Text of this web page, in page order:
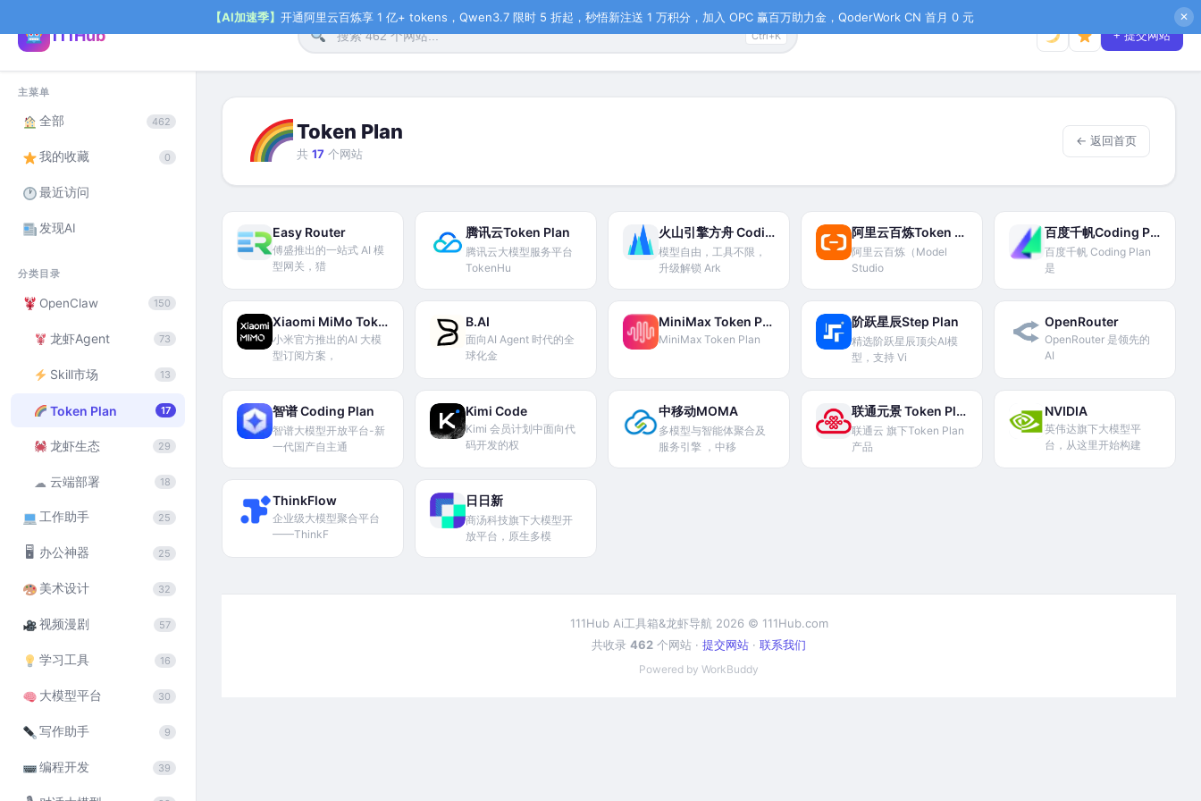
【AI加速季】 开通阿里云百炼享 1 亿+ tokens，Qwen3.7 限时 5 折起，秒悟新注送 1 万积分，加入 OPC 赢百万助力金，QoderWork CN 首月 0 元 ✕
111Hub Ctrl+K + 提交网站
主菜单
全部 462
我的收藏 0
最近访问
发现AI
分类目录
OpenClaw 150
龙虾Agent 73
Skill市场 13
Token Plan 17
龙虾生态 29
☁ 云端部署 18
工作助手 25
🖥 办公神器 25
美术设计 32
视频漫剧 57
学习工具 16
大模型平台 30
写作助手 9
编程开发 39
Token Plan
共 17 个网站
← 返回首页
Easy Router
傅盛推出的一站式 AI 模
型网关，猎
腾讯云Token Plan
腾讯云大模型服务平台
TokenHu
火山引擎方舟 Coding Plan
模型自由，工具不限，
升级解锁 Ark
阿里云百炼Token Plan
阿里云百炼（Model
Studio
百度千帆Coding Plan
百度千帆 Coding Plan
是
Xiaomi MiMo Token Plan
小米官方推出的AI 大模
型订阅方案，
B.AI
面向AI Agent 时代的全
球化金
MiniMax Token Plan
MiniMax Token Plan
阶跃星辰Step Plan
精选阶跃星辰顶尖Al模
型，支持 Vi
OpenRouter
OpenRouter 是领先的
AI
智谱 Coding Plan
智谱大模型开放平台-新
一代国产自主通
Kimi Code
Kimi 会员计划中面向代
码开发的权
中移动MOMA
多模型与智能体聚合及
服务引擎 ，中移
联通元景 Token Plan
联通云 旗下Token Plan
产品
NVIDIA
英伟达旗下大模型平
台，从这里开始构建
ThinkFlow
企业级大模型聚合平台
——ThinkF
日日新
商汤科技旗下大模型开
放平台，原生多模
111Hub Ai工具箱&龙虾导航 2026 © 111Hub.com
共收录 462 个网站 · 提交网站 · 联系我们
Powered by WorkBuddy